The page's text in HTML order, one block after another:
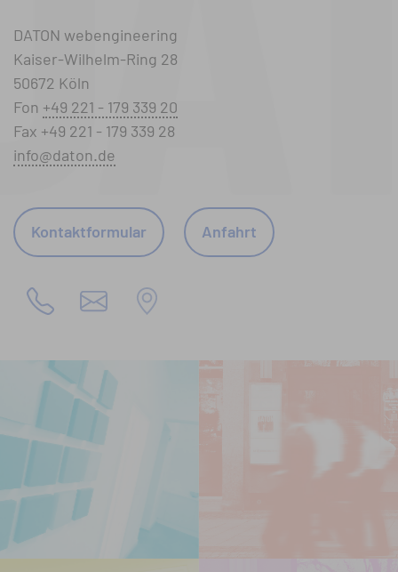
DATON webengineering
Kaiser-Wilhelm-Ring 28
50672 Köln
Fon +49 221 - 179 339 20
Fax +49 221 - 179 339 28
info@daton.de
Kontaktformular Anfahrt